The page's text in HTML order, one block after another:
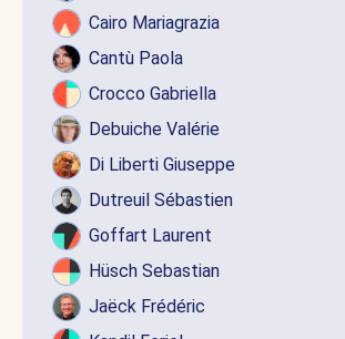
Cairo Mariagrazia
Cantù Paola
Crocco Gabriella
Debuiche Valérie
Di Liberti Giuseppe
Dutreuil Sébastien
Goffart Laurent
Hüsch Sebastian
Jaëck Frédéric